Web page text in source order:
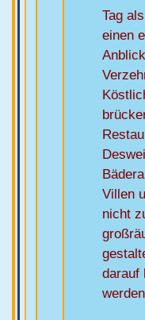
Tag
einen
Villen
nicht
darauf